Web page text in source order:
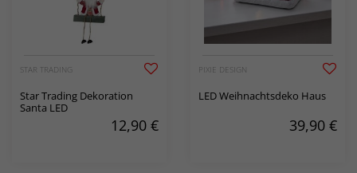
STAR TRADING
Star Trading Dekoration
Santa LED
12,90 €
PIXIE DESIGN
LED Weihnachtsdeko Haus
39,90 €